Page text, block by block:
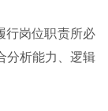
行岗位职责所必
分析能力、逻辑